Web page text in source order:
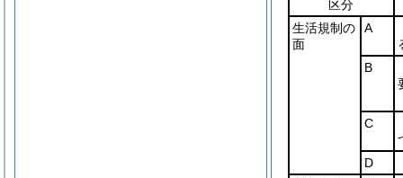
区分
生活規制の
面
A
B
C
D